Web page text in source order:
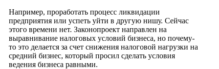
Например, проработать процесс ликвидации
предприятия или успеть уйти в другую нишу. Сейчас
этого времени нет. Законопроект направлен на
выравнивание налоговых условий бизнеса, но почему-
то это делается за счет снижения налоговой нагрузки на
средний бизнес, который просил сделать условия
ведения бизнеса равными.